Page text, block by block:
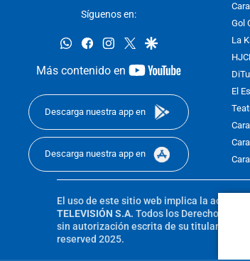
Síguenos en:
whatsappfacebookinstagram
twittergoogle
Más contenido en
youtube-
Descarga nuestra app en
Descarga nuestra app en
Gol
La
DiTu
El
El uso de este sitio web implica la
TELEVISIÓN S.A. Todos los Derechos
sin autorización escrita de su titular.
reserved 2025.